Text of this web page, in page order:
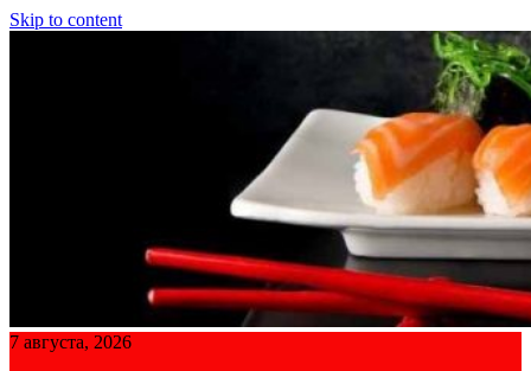
Skip to content
7 августа, 2026